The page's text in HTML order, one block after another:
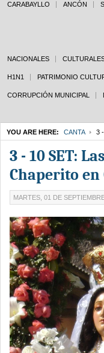
CARABAYLLO ANCÓN
NACIONALES
H1N1 PATRIMONIO
CORRUPCIÓN MUNICIPAL
YOU ARE HERE: CANTA 3
3 - 10 SET:
Chaperito en
MARTES, 01 DE